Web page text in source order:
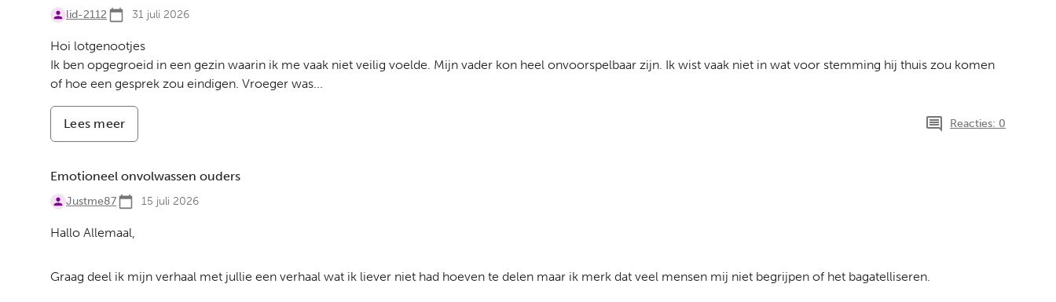
lid-2112 31 juli 2026
Hoi lotgenootjes
Ik ben opgegroeid in een gezin waarin ik me vaak niet veilig voelde. Mijn vader kon heel onvoorspelbaar zijn. Ik wist vaak niet in wat voor stemming hij thuis zou komen
of hoe een gesprek zou eindigen. Vroeger was...
Lees meer
Narcistische
getuige
Reacties: 0
Emotioneel onvolwassen ouders
Justme87 15 juli 2026
Hallo Allemaal,
Graag deel ik mijn verhaal met jullie een verhaal wat ik liever niet had hoeven te delen maar ik merk dat veel mensen mij niet begrijpen of het bagatelliseren.